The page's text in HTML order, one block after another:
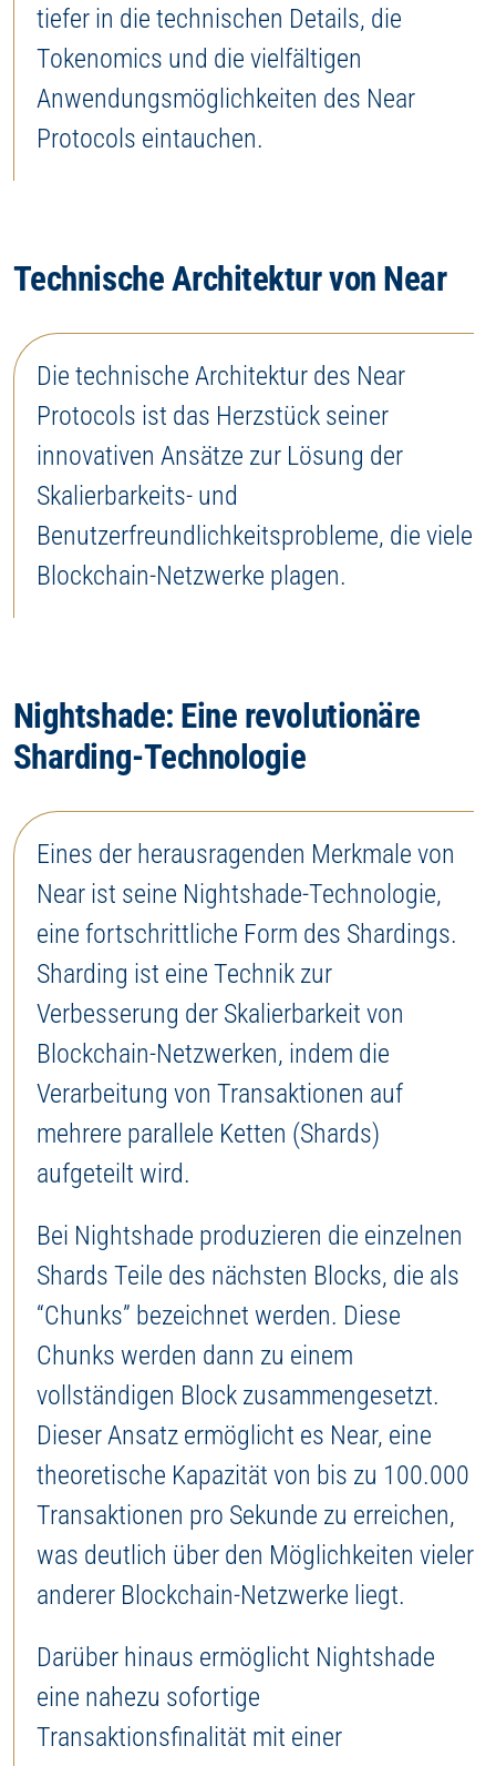
tiefer in die technischen Details, die
Tokenomics und die vielfältigen
Anwendungsmöglichkeiten des Near
Protocols eintauchen.
Technische Architektur von Near
Die technische Architektur des Near
Protocols ist das Herzstück seiner
innovativen Ansätze zur Lösung der
Skalierbarkeits- und
Benutzerfreundlichkeitsprobleme, die viele
Blockchain-Netzwerke plagen.
Nightshade: Eine revolutionäre
Sharding-Technologie
Eines der herausragenden Merkmale von
Near ist seine Nightshade-Technologie,
eine fortschrittliche Form des Shardings.
Sharding ist eine Technik zur
Verbesserung der Skalierbarkeit von
Blockchain-Netzwerken, indem die
Verarbeitung von Transaktionen auf
mehrere parallele Ketten (Shards)
aufgeteilt wird.
Bei Nightshade produzieren die einzelnen
Shards Teile des nächsten Blocks, die als
“Chunks” bezeichnet werden. Diese
Chunks werden dann zu einem
vollständigen Block zusammengesetzt.
Dieser Ansatz ermöglicht es Near, eine
theoretische Kapazität von bis zu 100.000
Transaktionen pro Sekunde zu erreichen,
was deutlich über den Möglichkeiten vieler
anderer Blockchain-Netzwerke liegt.
Darüber hinaus ermöglicht Nightshade
eine nahezu sofortige
Transaktionsfinalität mit einer